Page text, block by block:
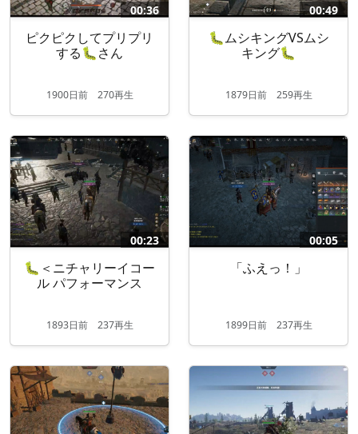
00:36
ピクピクしてプリプリ
する🐛さん
1900日前270再生
00:49
🐛ムシキングVSムシ
キング🐛
1879日前259再生
00:23
🐛＜ニチャリーイコー
ル パフォーマンス
1893日前237再生
00:05
「ふえっ！」
1899日前237再生